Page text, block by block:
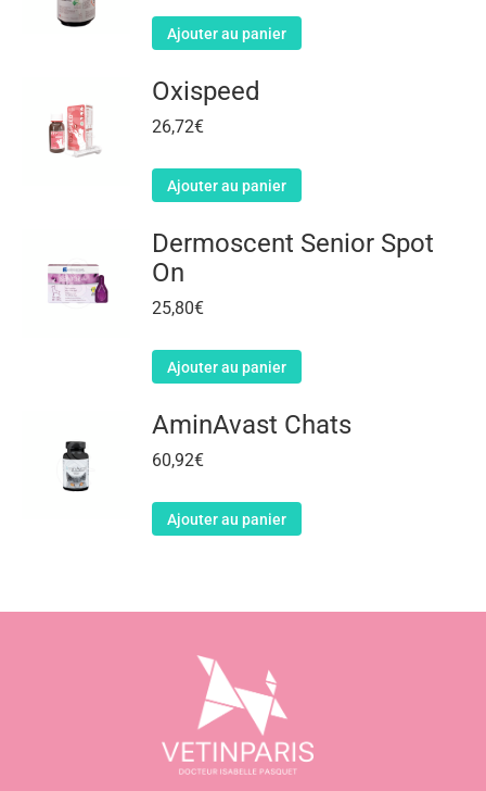
Ajouter au panier
Oxispeed
26,72€
Ajouter au panier
Dermoscent Senior Spot
On
25,80€
Ajouter au panier
AminAvast Chats
60,92€
Ajouter au panier